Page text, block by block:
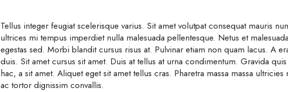
Tellus integer feugiat scelerisque varius. Sit amet volutpat consequat mauris
ultrices mi tempus imperdiet nulla malesuada pellentesque. Netus et
egestas sed. Morbi blandit cursus risus at. Pulvinar etiam non quam lacus. A
duis. Sit amet cursus sit amet. Duis at tellus at urna condimentum. Gravida
hac, a sit amet. Aliquet eget sit amet tellus cras. Pharetra massa massa
ac tortor dignissim convallis.